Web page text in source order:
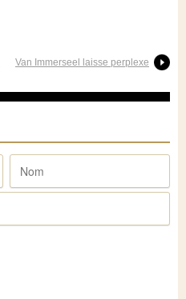
Van Immerseel laisse perplexe